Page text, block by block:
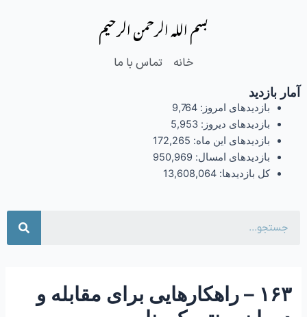
بسم الله الرحمن الرحیم
خانه تماس با ما
آمار بازدید
بازدیدهای امروز: 9,764
بازدیدهای دیروز: 5,953
بازدیدهای این ماه: 172,265
بازدیدهای امسال: 950,969
کل بازدیدها: 13,608,064
۱۶۳ – راهکارهایی برای مقابله و